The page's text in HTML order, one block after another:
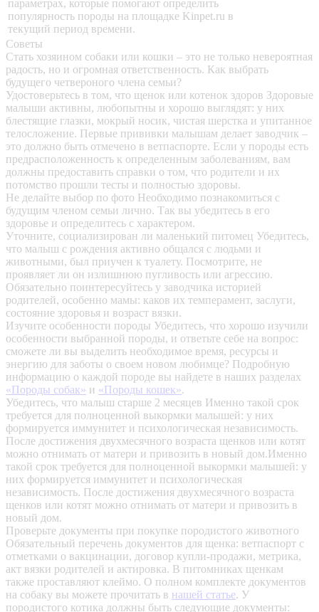
параметрах, которые помогают определить
популярность породы на площадке Kinpet.ru в
текущий период времени.
Советы
Стать хозяином собаки или кошки – это не только невероятная
радость, но и огромная ответственность. Как выбрать
будущего четвероного члена семьи?
Удостоверьтесь в том, что щенок или котенок здоров Здоровые
малыши активны, любопытны и хорошо выглядят: у них
блестящие глазки, мокрый носик, чистая шерстка и упитанное
телосложение. Первые прививки малышам делает заводчик –
это должно быть отмечено в ветпаспорте. Если у породы есть
предрасположенность к определенным заболеваниям, вам
должны предоставить справки о том, что родители и их
потомство прошли тесты и полностью здоровы.
Не делайте выбор по фото Необходимо познакомиться с
будущим членом семьи лично. Так вы убедитесь в его
здоровье и определитесь с характером.
Уточните, социализирован ли маленький питомец Убедитесь,
что малыш с рождения активно общался с людьми и
животными, был приучен к туалету. Посмотрите, не
проявляет ли он излишнюю пугливость или агрессию.
Обязательно поинтересуйтесь у заводчика историей
родителей, особенно мамы: каков их темперамент, заслуги,
состояние здоровья и возраст вязки.
Изучите особенности породы Убедитесь, что хорошо изучили
особенности выбранной породы, и ответьте себе на вопрос:
сможете ли вы выделить необходимое время, ресурсы и
энергию для заботы о своем новом любимце? Подробную
информацию о каждой породе вы найдете в наших разделах
«Породы собак» и «Породы кошек».
Убедитесь, что малыш старше 2 месяцев Именно такой срок
требуется для полноценной выкормки малышей: у них
формируется иммунитет и психологическая независимость.
После достижения двухмесячного возраста щенков или котят
можно отнимать от матери и привозить в новый дом.Именно
такой срок требуется для полноценной выкормки малышей: у
них формируется иммунитет и психологическая
независимость. После достижения двухмесячного возраста
щенков или котят можно отнимать от матери и привозить в
новый дом.
Проверьте документы при покупке породистого животного
Обязательный перечень документов для щенка: ветпаспорт с
отметками о вакцинации, договор купли-продажи, метрика,
акт вязки родителей и актировка. В питомниках щенкам
также проставляют клеймо. О полном комплекте документов
на собаку вы можете прочитать в нашей статье. У
породистого котика должны быть следующие документы: